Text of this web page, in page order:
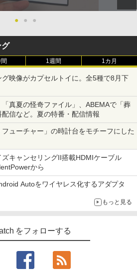
● ● ●
グ
1週間 1カ月
映像がカプセルトイに。全5種で8月下
真夏の怪奇ファイル」、ABEMAで「葬
信など。夏の特番・配信情報
フューチャー」の時計台をモチーフにした
キャンセリングII搭載HDMIケーブル
から
Autoをワイヤレス化するアダプタ
もっと見る
をフォローする